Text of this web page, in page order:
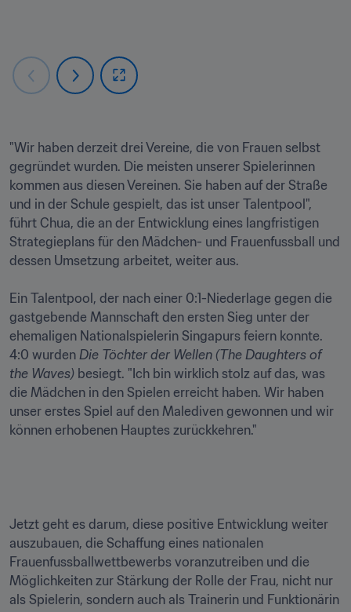
"Wir haben derzeit drei Vereine, die von Frauen selbst
gegründet wurden. Die meisten unserer Spielerinnen
kommen aus diesen Vereinen. Sie haben auf der Straße
und in der Schule gespielt, das ist unser Talentpool",
führt Chua, die an der Entwicklung eines langfristigen
Strategieplans für den Mädchen- und Frauenfussball und
dessen Umsetzung arbeitet, weiter aus.
Ein Talentpool, der nach einer 0:1-Niederlage gegen die
gastgebende Mannschaft den ersten Sieg unter der
ehemaligen Nationalspielerin Singapurs feiern konnte.
4:0 wurden Die Töchter der Wellen (The Daughters of
the Waves) besiegt. "Ich bin wirklich stolz auf das, was
die Mädchen in den Spielen erreicht haben. Wir haben
unser erstes Spiel auf den Malediven gewonnen und wir
können erhobenen Hauptes zurückkehren."
Jetzt geht es darum, diese positive Entwicklung weiter
auszubauen, die Schaffung eines nationalen
Frauenfussballwettbewerbs voranzutreiben und die
Möglichkeiten zur Stärkung der Rolle der Frau, nicht nur
als Spielerin, sondern auch als Trainerin und Funktionärin